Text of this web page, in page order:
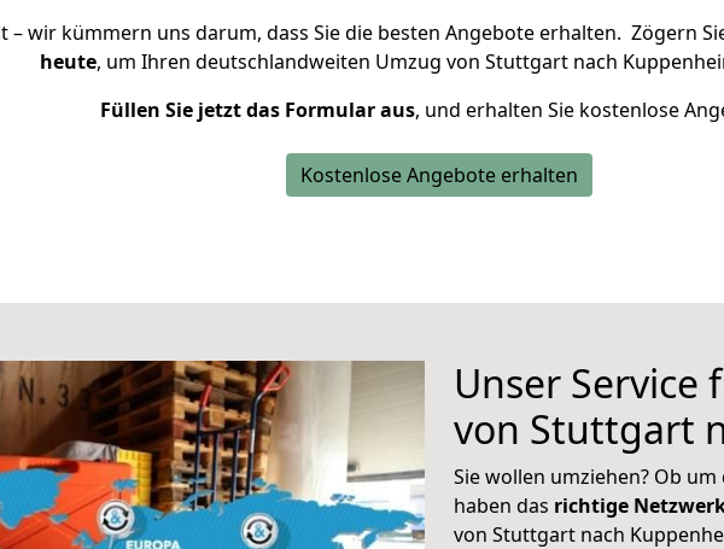
– wir kümmern uns darum, dass Sie die besten Angebote erhalten. Zögern
heute, um Ihren deutschlandweiten Umzug von Stuttgart nach
Füllen Sie jetzt das Formular aus, und erhalten Sie kostenlose
Kostenlose Angebote erhalten
Unser Service
von Stuttgart
Sie wollen umziehen? Ob
haben das richtige
von Stuttgart nach